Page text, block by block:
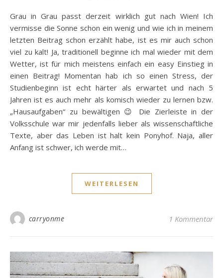
Grau in Grau passt derzeit wirklich gut nach Wien! Ich
vermisse die Sonne schon ein wenig und wie ich in meinem
letzten Beitrag schon erzählt habe, ist es mir auch schon
viel zu kalt! Ja, traditionell beginne ich mal wieder mit dem
Wetter, ist für mich meistens einfach ein easy Einstieg in
einen Beitrag! Momentan hab ich so einen Stress, der
Studienbeginn ist echt härter als erwartet und nach 5
Jahren ist es auch mehr als komisch wieder zu lernen bzw.
„Hausaufgaben“ zu bewältigen 😉 Die Zierleiste in der
Volksschule war mir jedenfalls lieber als wissenschaftliche
Texte, aber das Leben ist halt kein Ponyhof. Naja, aller
Anfang ist schwer, ich werde mit…
WEITERLESEN
carryonme 1 Kommentar